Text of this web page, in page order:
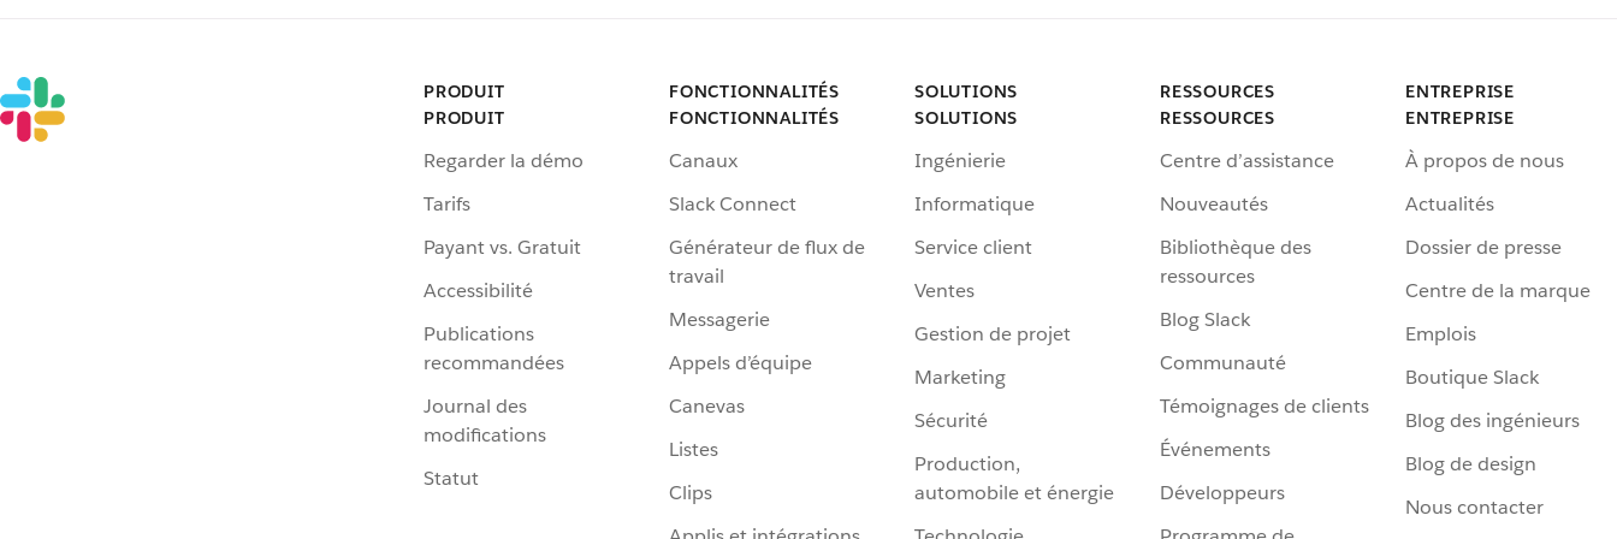
PRODUIT
PRODUIT
Regarder la démo
Tarifs
Payant vs. Gratuit
Accessibilité
Publications
recommandées
Journal des
modifications
Statut
FONCTIONNALITÉS
FONCTIONNALITÉS
Canaux
Slack Connect
Générateur de flux de
travail
Messagerie
Appels d’équipe
Canevas
Listes
Clips
SOLUTIONS
SOLUTIONS
Ingénierie
Informatique
Service client
Ventes
Gestion de projet
Marketing
Sécurité
Production,
automobile et énergie
RESSOURCES
RESSOURCES
Centre d’assistance
Nouveautés
Bibliothèque des
ressources
Blog Slack
Communauté
Témoignages de clients
Événements
Développeurs
ENTREPRISE
ENTREPRISE
À propos de nous
Actualités
Dossier de presse
Centre de la marque
Emplois
Boutique Slack
Blog des ingénieurs
Blog de design
Nous contacter